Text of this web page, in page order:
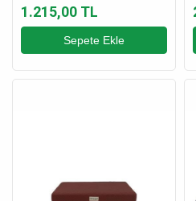
Mavi̇ - 60 Cm
1.215,00 TL
Sepete Ekle